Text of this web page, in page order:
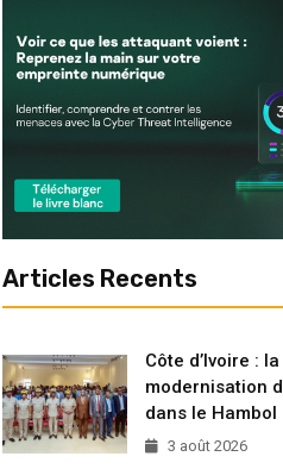
Articles Recents
Côte d’Ivoire :
modernisation
dans le Hambol
3 août 2026